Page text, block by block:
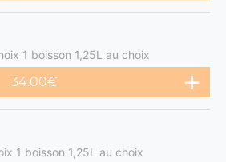
1 boisson 1,25L au choix
34.00€
1 boisson 1,25L au choix